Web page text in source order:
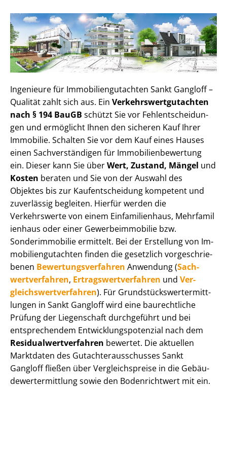
Ingenieure für Im­mo­bi­li­en­gut­ach­ten Sankt Gangloff –
Qualität zahlt sich aus. Ein Ver­kehrs­wert­gut­ach­ten
nach § 194 BauGB schützt Sie vor Fehl­ent­schei­dun­
gen und ermöglicht Ihnen den sicheren Kauf Ihrer
Immobilie. Schalten Sie vor dem Kauf eines Hauses
einen Sach­ver­stän­di­gen für Im­mo­bi­li­en­be­wer­tung
ein. Dieser kann Sie überWert, Zustand, Mängel und
Kosten beraten und Sie von der Auswahl des
Objektes bis zur Kauf­ent­schei­dung kompetent und
zuverlässig begleiten. Hierfür werden die
Verkehrswerte von einem Einfamilienhaus, Mehr­fa­mi­l
i­en­haus oder einer Ge­wer­be­im­mo­bi­lie bzw.
Sonderimmobilie ermittelt. Bei der Erstellung von Im­
mo­bi­li­en­gut­ach­ten finden die gesetzlich vor­ge­schrie­
be­nen Be­wer­tungs­ver­fah­ren Anwendung (Sach­
wert­ver­fah­ren, Er­trags­wert­ver­fah­ren und Ver­
gleichs­wert­ver­fah­ren). Für Grund­stücks­wert­ermitt­
lun­gen in Sankt Gangloff wird eine baurechtliche
Prüfung der Liegenschaft durchgeführt und bei
entsprechendem Ent­wick­lungs­po­ten­zi­al nach dem
Re­si­du­al­wert­ver­fah­ren bewertet. Die aktuellen
Marktdaten des Gut­ach­ter­aus­schus­ses Sankt
Gangloff fließen über Ver­gleichs­prei­se in die Ge­bäu­
de­wert­ermitt­lung sowie den Bodenrichtwert mit ein.